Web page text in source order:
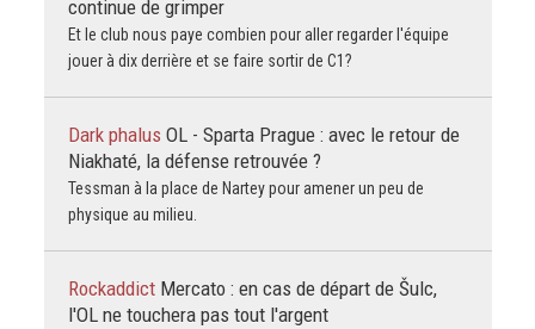
continue de grimper
Et le club nous paye combien pour aller regarder l'équipe
jouer à dix derrière et se faire sortir de C1?
Dark phalus OL - Sparta Prague : avec le retour de
Niakhaté, la défense retrouvée ?
Tessman à la place de Nartey pour amener un peu de
physique au milieu.
Rockaddict Mercato : en cas de départ de Šulc,
l'OL ne touchera pas tout l'argent